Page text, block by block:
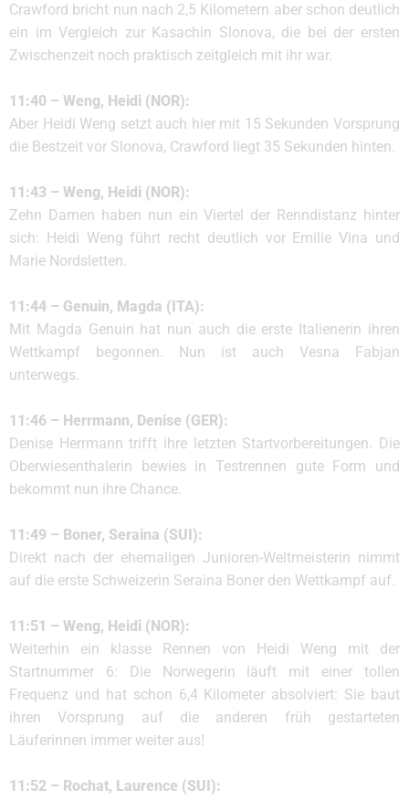
Crawford bricht nun nach 2,5 Kilometern aber schon deutlich
ein im Vergleich zur Kasachin Slonova, die bei der ersten
Zwischenzeit noch praktisch zeitgleich mit ihr war.
11:40 – Weng, Heidi (NOR):
Aber Heidi Weng setzt auch hier mit 15 Sekunden Vorsprung
die Bestzeit vor Slonova, Crawford liegt 35 Sekunden hinten.
11:43 – Weng, Heidi (NOR):
Zehn Damen haben nun ein Viertel der Renndistanz hinter
sich: Heidi Weng führt recht deutlich vor Emilie Vina und
Marie Nordsletten.
11:44 – Genuin, Magda (ITA):
Mit Magda Genuin hat nun auch die erste Italienerin ihren
Wettkampf begonnen. Nun ist auch Vesna Fabjan
unterwegs.
11:46 – Herrmann, Denise (GER):
Denise Herrmann trifft ihre letzten Startvorbereitungen. Die
Oberwiesenthalerin bewies in Testrennen gute Form und
bekommt nun ihre Chance.
11:49 – Boner, Seraina (SUI):
Direkt nach der ehemaligen Junioren-Weltmeisterin nimmt
auf die erste Schweizerin Seraina Boner den Wettkampf auf.
11:51 – Weng, Heidi (NOR):
Weiterhin ein klasse Rennen von Heidi Weng mit der
Startnummer 6: Die Norwegerin läuft mit einer tollen
Frequenz und hat schon 6,4 Kilometer absolviert: Sie baut
ihren Vorsprung auf die anderen früh gestarteten
Läuferinnen immer weiter aus!
11:52 – Rochat, Laurence (SUI):